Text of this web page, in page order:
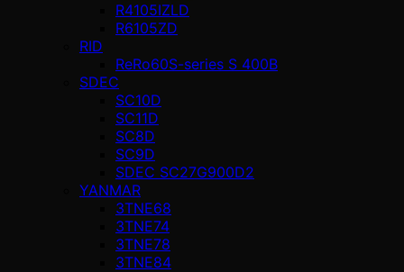
R4105IZLD
R6105ZD
RID
ReRo60S-series S 400В
SDEC
SC10D
SC11D
SC8D
SC9D
SDEC SC27G900D2
YANMAR
3TNE68
3TNE74
3TNE78
3TNE84